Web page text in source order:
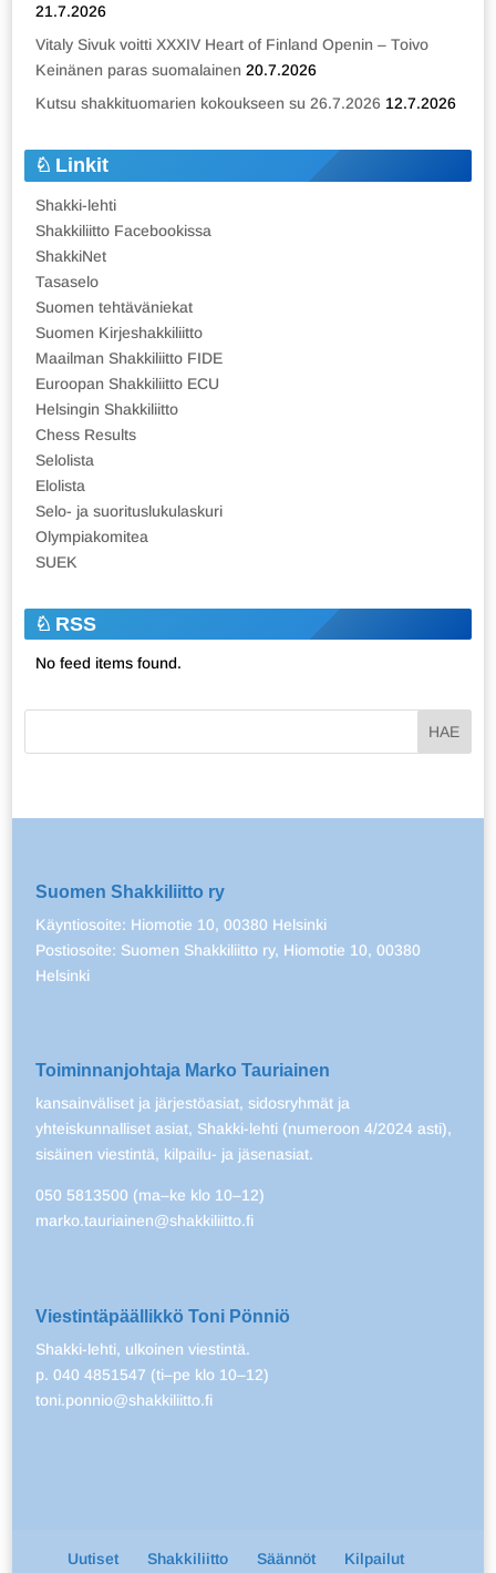
21.7.2026
Vitaly Sivuk voitti XXXIV Heart of Finland Openin – Toivo
Keinänen paras suomalainen 20.7.2026
Kutsu shakkituomarien kokoukseen su 26.7.2026 12.7.2026
Linkit
Shakki-lehti
Shakkiliitto Facebookissa
ShakkiNet
Tasaselo
Suomen tehtäväniekat
Suomen Kirjeshakkiliitto
Maailman Shakkiliitto FIDE
Euroopan Shakkiliitto ECU
Helsingin Shakkiliitto
Chess Results
Selolista
Elolista
Selo- ja suorituslukulaskuri
Olympiakomitea
SUEK
RSS
No feed items found.
Suomen Shakkiliitto ry
Käyntiosoite: Hiomotie 10, 00380 Helsinki
Postiosoite: Suomen Shakkiliitto ry, Hiomotie 10, 00380
Helsinki
Toiminnanjohtaja Marko Tauriainen
kansainväliset ja järjestöasiat, sidosryhmät ja
yhteiskunnalliset asiat, Shakki-lehti (numeroon 4/2024 asti),
sisäinen viestintä, kilpailu- ja jäsenasiat.
050 5813500 (ma–ke klo 10–12)
marko.tauriainen@shakkiliitto.fi
Viestintäpäällikkö Toni Pönniö
Shakki-lehti, ulkoinen viestintä.
p. 040 4851547 (ti–pe klo 10–12)
toni.ponnio@shakkiliitto.fi
Uutiset Shakkiliitto Säännöt Kilpailut